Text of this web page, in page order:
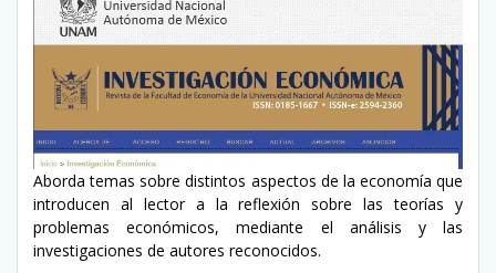
Aborda temas sobre distintos aspectos de la economía que
introducen al lector a la reflexión sobre las teorías y
problemas económicos, mediante el análisis y las
investigaciones de autores reconocidos.